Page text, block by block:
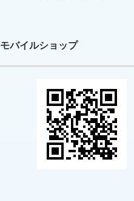
モバイルショップ